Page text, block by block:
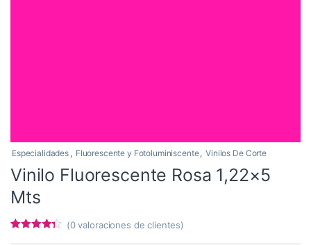
Especialidades , Fluorescente y Fotoluminiscente, Vinilos De Corte
Vinilo Fluorescente Rosa 1,22×5
Mts
(0valoraciones de clientes)